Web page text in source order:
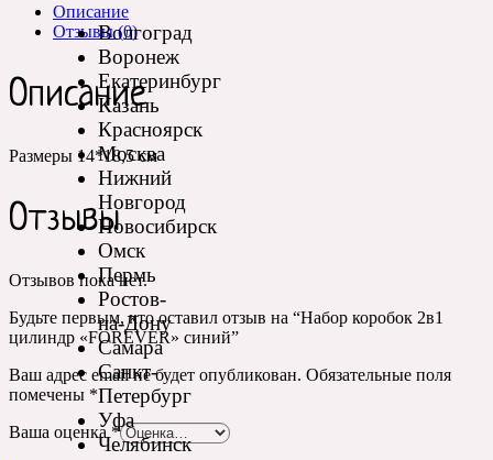
Волгоград
Воронеж
Екатеринбург
Казань
Красноярск
Москва
Нижний
Новгород
Новосибирск
Омск
Пермь
Ростов-
на-Дону
Самара
Санкт-
Петербург
Уфа
Челябинск
Описание
Отзывы (0)
Описание
Размеры 14*18,5 см
Отзывы
Отзывов пока нет.
Будьте первым, кто оставил отзыв на “Набор коробок 2в1
цилиндр «FOREVER» синий”
Ваш адрес email не будет опубликован. Обязательные поля
помечены *
Ваша оценка *